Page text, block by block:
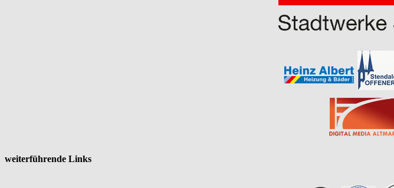
weiterführende Links